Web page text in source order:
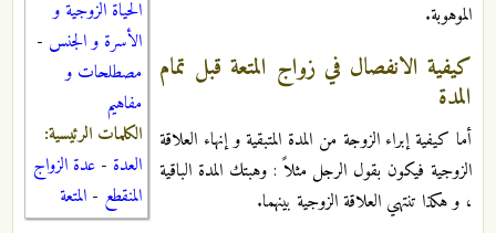
الحياة الزوجية و
الأسرة و الجنس -
مصطلحات و
مفاهيم
الكلمات الرئيسية:
العدة - عدة الزواج
المنقطع - المتعة
الموهوبة.
كيفية الانفصال في زواج المتعة قبل تمام
المدة
أما كيفية إبراء الزوجة من المدة المتبقية و إنهاء العلاقة
الزوجية فيكون بقول الرجل مثلاً : وهبتك المدة الباقية
، و هكذا تنتهي العلاقة الزوجية بينهما.